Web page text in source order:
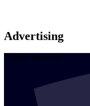
Advertising
Migliori attaccanti